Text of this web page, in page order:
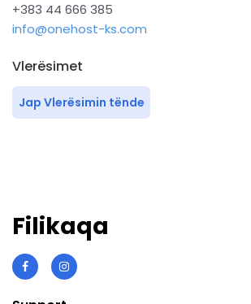
+383 44 666 385
info@onehost-ks.com
Vlerësimet
Jap Vlerësimin tënde
Filikaqa